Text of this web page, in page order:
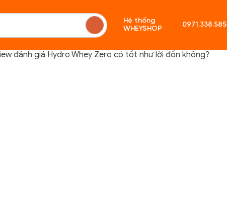
Hệ thống
WHEYSHOP
0971.338.585
đánh giá Hydro Whey Zero có tốt như lời đồn không?